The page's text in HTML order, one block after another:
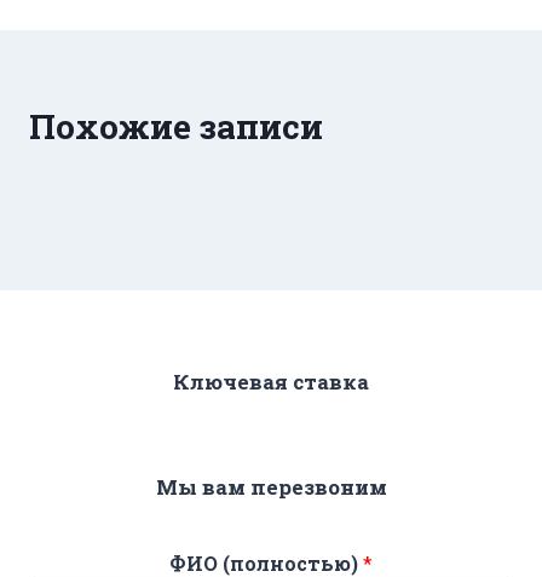
Похожие записи
Ключевая ставка
Мы вам перезвоним
ФИО (полностью)*